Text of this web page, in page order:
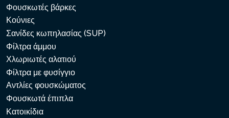
Φουσκωτές βάρκες
Κούνιες
Σανίδες κωπηλασίας (SUP)
Φίλτρα άμμου
Χλωριωτές αλατιού
Φίλτρα με φυσίγγιο
Αντλίες φουσκώματος
Φουσκωτά έπιπλα
Κατοικίδια